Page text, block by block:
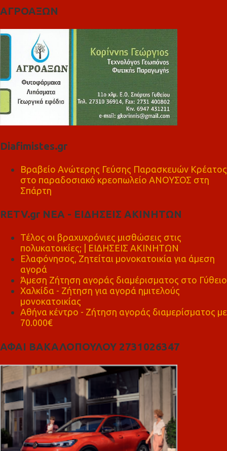
ΑΓΡΟΑΞΩΝ
Diafimistes.gr
Βραβείο Ανώτερης Γεύσης Παρασκευών Κρέατος
στο παραδοσιακό κρεοπωλείο ΑΝΟΥΣΟΣ στη
Σπάρτη
RETV.gr ΝΕΑ - ΕΙΔΗΣΕΙΣ ΑΚΙΝΗΤΩΝ
Τέλος οι βραχυχρόνιες μισθώσεις στις
πολυκατοικίες; | ΕΙΔΗΣΕΙΣ ΑΚΙΝΗΤΩΝ
Ελαφόνησος, Ζητείται μονοκατοικία για άμεση
αγορά
Άμεση Ζήτηση αγοράς διαμέρισματος στο Γύθειο
Χαλκίδα - Ζήτηση για αγορά ημιτελούς
μονοκατοικίας
Αθήνα κέντρο - Ζήτηση αγοράς διαμερίσματος με
70.000€
ΑΦΑΙ ΒΑΚΑΛΟΠΟΥΛΟΥ 2731026347